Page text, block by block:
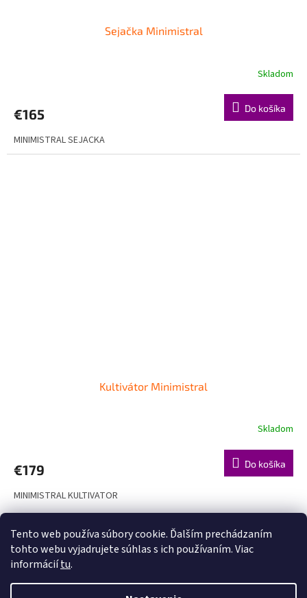
Tento web používa súbory cookie. Ďalším prechádzaním
tohto webu vyjadrujete súhlas s ich používaním. Viac
informáciítu.
Sejačka Minimistral
Skladom
€165 Do košíka
MINIMISTRAL SEJACKA
Kultivátor Minimistral
Skladom
€179 Do košíka
MINIMISTRAL KULTIVATOR
O
v
d
položiek celkom